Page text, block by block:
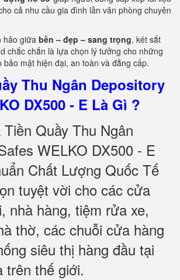
cả nhu cầu gia đình lẫn văn phòng chuyên
hảo giữa bền – đẹp – sang trọng, két sắt
chắc chắn là lựa chọn lý tưởng cho những
bảo mật hiện đại, an toàn và đẳng cấp.
Thu Ngân Depository
DX500 - E Là Gì ?
Quầy Thu Ngân
WELKO DX500 - E
Chất Lượng Quốc Tế
tuyệt vời cho các cửa
nhà hàng, tiệm rửa xe,
thờ, các chuỗi cửa hàng
siêu thị hàng đầu tại
trên thế giới.